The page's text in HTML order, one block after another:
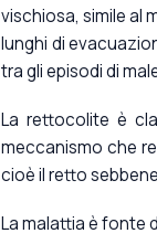
vischiosa, simile al
lunghi di
tra gli episodi di
La rettocolite è
meccanismo che
cioè il retto
La malattia è fonte